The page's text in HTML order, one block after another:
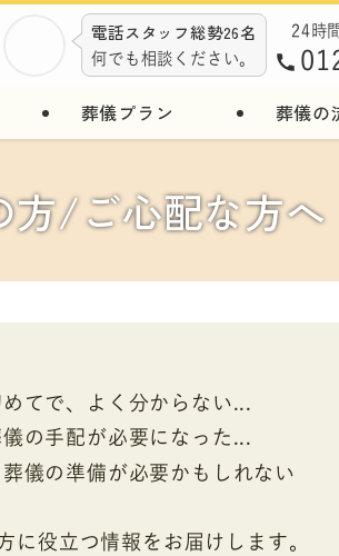
葬儀プラン 葬儀の
電話スタッフ総勢26名
何でも相談ください。
24時
方/ご心配な方へ
てで、よく分からない...
の手配が必要になった...
儀の準備が必要かもしれない
に役立つ情報をお届けします。